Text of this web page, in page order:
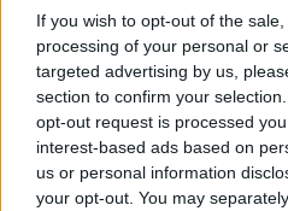
If you wish to opt-out of the
processing of your personal or
targeted advertising by us,
section to confirm your
opt-out request is processed
interest-based ads based on
us or personal information
your opt-out. You may
θεμελιώδεις αρχές
δικαιωμάτων και
απροκάλυπτη,
συμπεριφορά από την
θα πρέπει δε να
του νομικού και